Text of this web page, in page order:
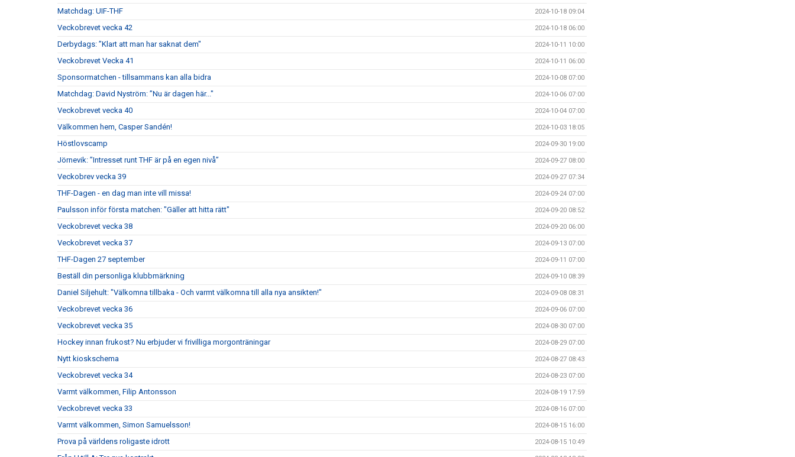
Matchdag: UIF-THF 2024-10-18 09:04
Veckobrevet vecka 42 2024-10-18 06:00
Derbydags: ”Klart att man har saknat dem" 2024-10-11 10:00
Veckobrevet Vecka 41 2024-10-11 06:00
Sponsormatchen - tillsammans kan alla bidra 2024-10-08 07:00
Matchdag: David Nyström: ”Nu är dagen här..." 2024-10-06 07:00
Veckobrevet vecka 40 2024-10-04 07:00
Välkommen hem, Casper Sandén! 2024-10-03 18:05
Höstlovscamp 2024-09-30 19:00
Jörnevik: ”Intresset runt THF är på en egen nivå” 2024-09-27 08:00
Veckobrev vecka 39 2024-09-27 07:34
THF-Dagen - en dag man inte vill missa! 2024-09-24 07:00
Paulsson inför första matchen: "Gäller att hitta rätt" 2024-09-20 08:52
Veckobrevet vecka 38 2024-09-20 06:00
Veckobrevet vecka 37 2024-09-13 07:00
THF-Dagen 27 september 2024-09-11 07:00
Beställ din personliga klubbmärkning 2024-09-10 08:39
Daniel Siljehult: "Välkomna tillbaka - Och varmt välkomna till alla nya ansikten!" 2024-09-08 08:31
Veckobrevet vecka 36 2024-09-06 07:00
Veckobrevet vecka 35 2024-08-30 07:00
Hockey innan frukost? Nu erbjuder vi frivilliga morgonträningar 2024-08-29 07:00
Nytt kioskschema 2024-08-27 08:43
Veckobrevet vecka 34 2024-08-23 07:00
Varmt välkommen, Filip Antonsson 2024-08-19 17:59
Veckobrevet vecka 33 2024-08-16 07:00
Varmt välkommen, Simon Samuelsson! 2024-08-15 16:00
Prova på världens roligaste idrott 2024-08-15 10:49